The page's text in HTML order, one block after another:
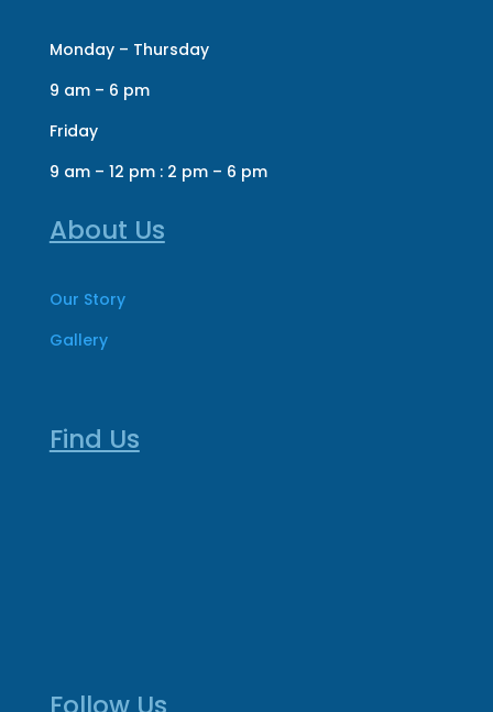
Monday – Thursday
9 am – 6 pm
Friday
9 am – 12 pm : 2 pm – 6 pm
About Us
Our Story
Gallery
Find Us